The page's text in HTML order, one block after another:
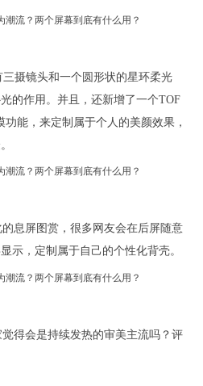
摄镜头和一个圆形状的星环柔光
的作用。并且，还新增了一个TOF
能，来定制属于个人的美颜效果，
息屏图赏，很多网友会在后屏随意
示，定制属于自己的个性化背壳。
得会是持续发热的审美主流吗？评